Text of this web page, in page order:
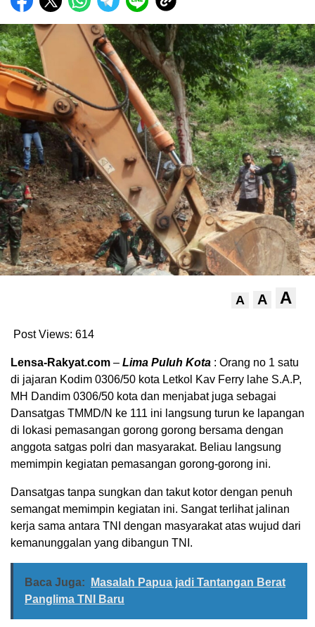
A A A
Post Views: 614
Lensa-Rakyat.com – Lima Puluh Kota : Orang no 1 satu
di jajaran Kodim 0306/50 kota Letkol Kav Ferry lahe S.A.P,
MH Dandim 0306/50 kota dan menjabat juga sebagai
Dansatgas TMMD/N ke 111 ini langsung turun ke lapangan
di lokasi pemasangan gorong gorong bersama dengan
anggota satgas polri dan masyarakat. Beliau langsung
memimpin kegiatan pemasangan gorong-gorong ini.
Dansatgas tanpa sungkan dan takut kotor dengan penuh
semangat memimpin kegiatan ini. Sangat terlihat jalinan
kerja sama antara TNI dengan masyarakat atas wujud dari
kemanunggalan yang dibangun TNI.
Baca Juga:
Masalah Papua jadi Tantangan Berat
Panglima TNI Baru